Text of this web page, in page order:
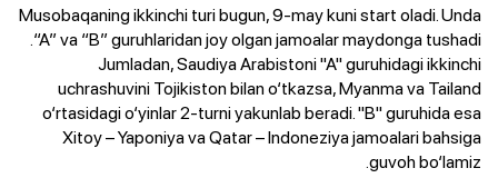
Musobaqaning ikkinchi turi bugun, 9-may kuni start oladi. Unda
“A” va “B” guruhlaridan joy olgan jamoalar maydonga tushadi.
Jumladan, Saudiya Arabistoni "A" guruhidagi ikkinchi
uchrashuvini Tojikiston bilan o‘tkazsa, Myanma va Tailand
o‘rtasidagi o‘yinlar 2-turni yakunlab beradi. "B" guruhida esa
Xitoy – Yaponiya va Qatar – Indoneziya jamoalari bahsiga
guvoh bo‘lamiz.